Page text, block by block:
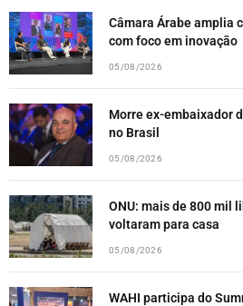
Câmara Árabe amplia
com foco em inovação
05/08/2026
Morre ex-embaixador
no Brasil
05/08/2026
ONU: mais de 800 mil
voltaram para casa
05/08/2026
WAHI participa do